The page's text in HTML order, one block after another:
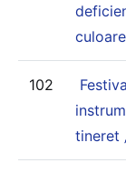
102
tineret